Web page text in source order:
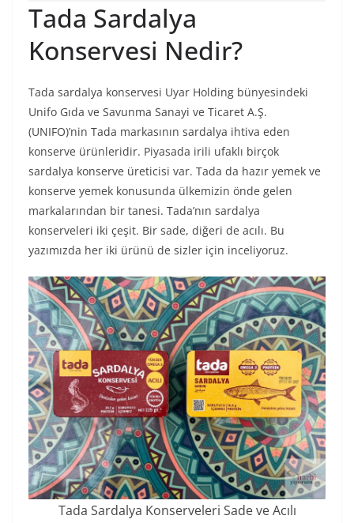
Tada Sardalya
Konservesi Nedir?
Tada sardalya konservesi Uyar Holding bünyesindeki
Unifo Gıda ve Savunma Sanayi ve Ticaret A.Ş.
(UNIFO)’nin Tada markasının sardalya ihtiva eden
konserve ürünleridir. Piyasada irili ufaklı birçok
sardalya konserve üreticisi var. Tada da hazır yemek ve
konserve yemek konusunda ülkemizin önde gelen
markalarından bir tanesi. Tada’nın sardalya
konserveleri iki çeşit. Bir sade, diğeri de acılı. Bu
yazımızda her iki ürünü de sizler için inceliyoruz.
Tada Sardalya Konserveleri Sade ve Acılı